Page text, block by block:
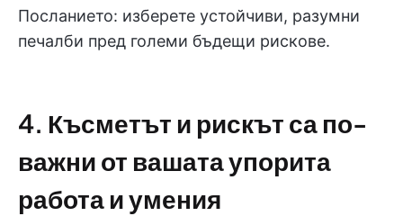
Посланието: изберете устойчиви, разумни
печалби пред големи бъдещи рискове.
4. Късметът и рискът са по-
важни от вашата упорита
работа и умения